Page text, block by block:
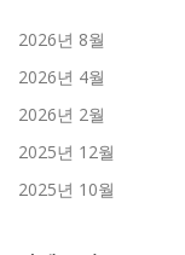
2026년 8월
2026년 4월
2026년 2월
2025년 12월
2025년 10월